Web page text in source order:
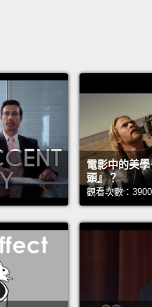
電影中的美
頭』？
觀看次數：